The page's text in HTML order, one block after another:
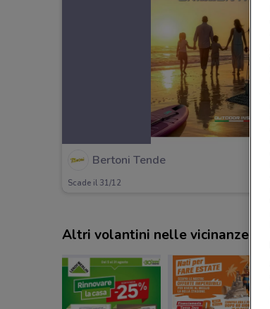
Bertoni Tende
Scade il 31/12
Altri volantini nelle vicinanze